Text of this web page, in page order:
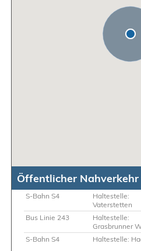
Öffentlicher Nahverkehr
S-Bahn S4
Haltestelle:
Vaterstetten
Bus Linie 243
Haltestelle:
Grasbrunner
S-Bahn S4 Haltestelle: